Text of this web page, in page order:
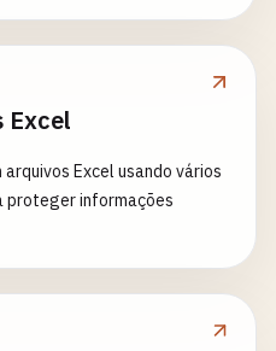
Excel
Excel usando vários
proteger informações